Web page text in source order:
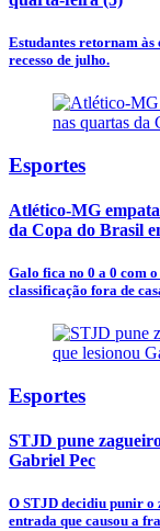
Estudantes retornam às
recesso de julho.
Esportes
Atlético-MG
da Copa do Brasil
Galo fica no 0 a 0 com
classificação fora de
Esportes
STJD pune
Gabriel Pec
O STJD decidiu punir
entrada que causou a